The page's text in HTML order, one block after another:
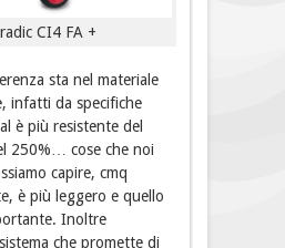
CI4 FA +
sta nel materiale
infatti da specifiche
è più resistente del
250%… cose che noi
capire, cmq
è più leggero e quello
Inoltre
che promette di